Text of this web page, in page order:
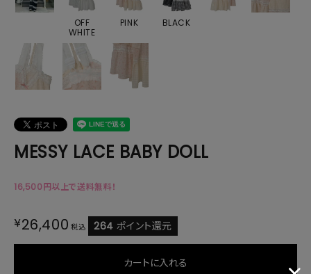
OFF
WHITE
PINK BLACK
MESSY LACE BABY DOLL
16,500円以上で送料無料！
¥26,400 税込 264 ポイント還元
カートに入れる